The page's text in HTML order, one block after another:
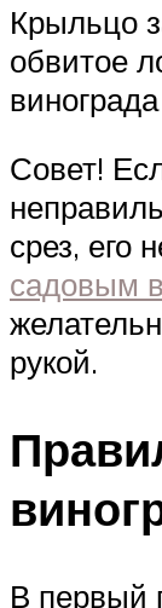
Крыльцо
обвитое
винограда
Совет!
срез, его
садовым
рукой.
В первый